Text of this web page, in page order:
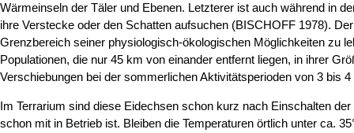
Wärmeinseln der Täler und Ebenen. Letzterer ist auch während in
ihre Verstecke oder den Schatten aufsuchen (BISCHOFF 1978).
Grenzbereich seiner physiologisch-ökologischen Möglichkeiten zu
Populationen, die nur 45 km von einander entfernt liegen, in ihrer
Verschiebungen bei der sommerlichen Aktivitätsperioden von 3 bis
Im Terrarium sind diese Eidechsen schon kurz nach Einschalten
schon mit in Betrieb ist. Bleiben die Temperaturen örtlich unter ca.